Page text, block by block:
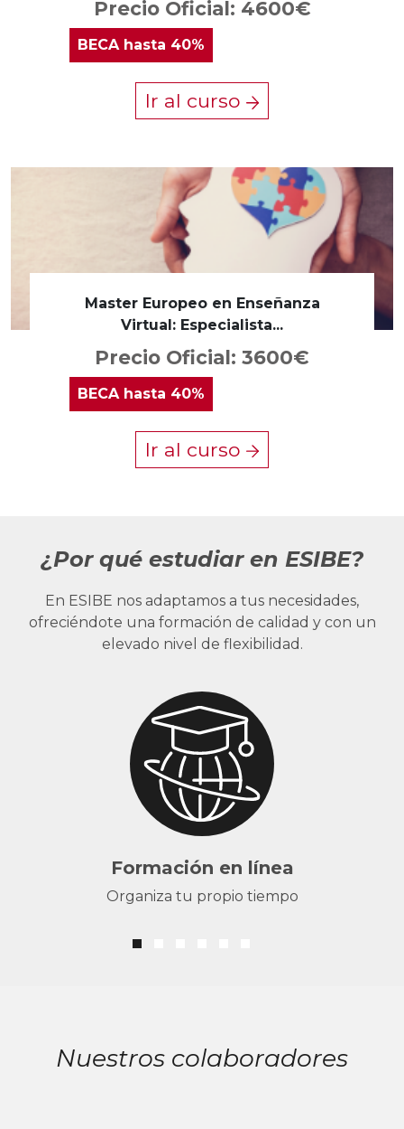
Precio Oficial: 4600€
BECAhasta 40%
Ir al curso
Master Europeo en Enseñanza
Virtual: Especialista...
Precio Oficial: 3600€
BECA hasta 40%
Ir al curso
¿Por qué estudiar en ESIBE?
En ESIBE nos adaptamos a tus necesidades,
ofreciéndote una formación de calidad y con un
elevado nivel de flexibilidad.
Formación en línea
Organiza tu propio tiempo
Nuestros colaboradores